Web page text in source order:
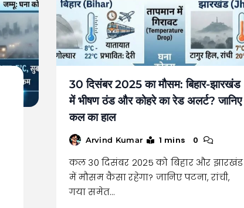
30 दिसंबर 2025 का मौसम: बिहार-झारखंड
में भीषण ठंड और कोहरे का रेड अलर्ट? जानिए
कल का हाल
Arvind Kumar 1 mins 0
कल 30 दिसंबर 2025 को बिहार और झारखंड
में मौसम कैसा रहेगा? जानिए पटना, रांची,
गया समेत…